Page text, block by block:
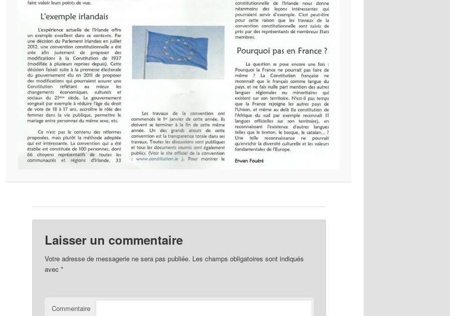
Laisser un commentaire
Votre adresse de messagerie ne sera pas publiée. Les champs obligatoires sont indiqués
avec*
Commentaire